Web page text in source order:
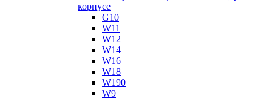
корпусе
G10
W11
W12
W14
W16
W18
W190
W9